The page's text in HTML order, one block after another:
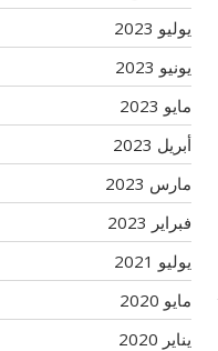
يوليو 2023
يونيو 2023
مايو 2023
أبريل 2023
مارس 2023
فبراير 2023
يوليو 2021
مايو 2020
يناير 2020